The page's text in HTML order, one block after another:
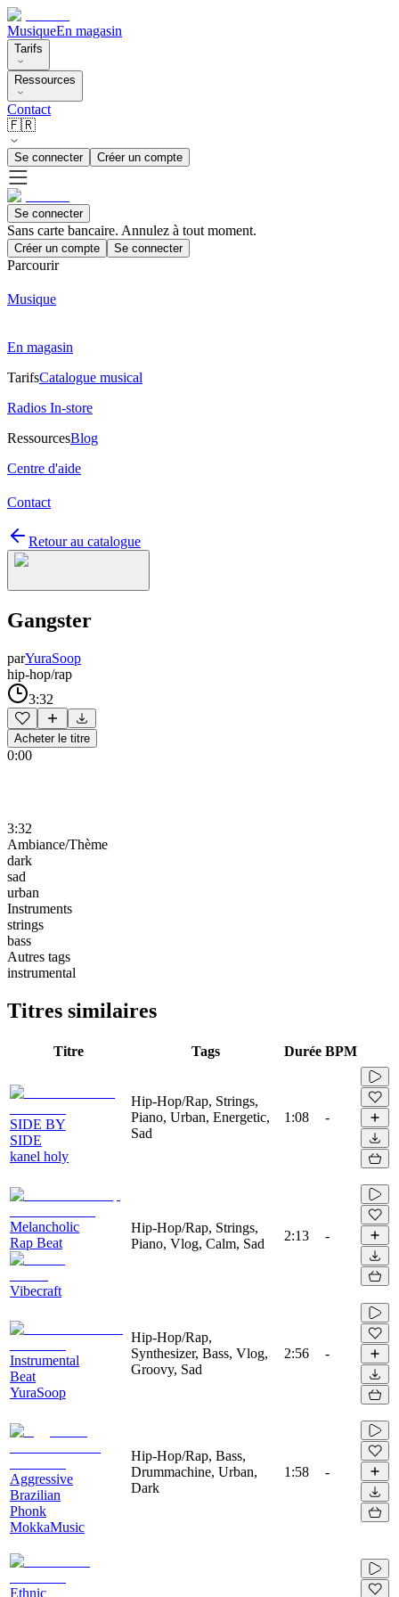
MusiqueEn magasin
Tarifs
Ressources
Contact
🇫🇷
Se connecter Créer un compte
Se connecter
Sans carte bancaire. Annulez à tout moment.
Créer un compte Se connecter
Parcourir
Musique
En magasin
TarifsCatalogue musical
Radios In-store
RessourcesBlog
Centre d'aide
Contact
Retour au catalogue
Gangster
parYuraSoop
hip-hop/rap
3:32
Acheter le titre
0:00
3:32
Ambiance/Thème
dark
sad
urban
Instruments
strings
bass
Autres tags
instrumental
Titres similaires
Titre Tags Durée BPM
SIDE BY
SIDE
kanel holy
Hip-Hop/Rap, Strings,
Piano, Urban, Energetic,
Sad
1:08 -
Melancholic
Rap Beat
Vibecraft
Hip-Hop/Rap, Strings,
Piano, Vlog, Calm, Sad
2:13 -
Instrumental
Beat
YuraSoop
Hip-Hop/Rap,
Synthesizer, Bass, Vlog,
Groovy, Sad
2:56 -
Aggressive
Brazilian
Phonk
MokkaMusic
Hip-Hop/Rap, Bass,
Drummachine, Urban,
Dark
1:58 -
Ethnic